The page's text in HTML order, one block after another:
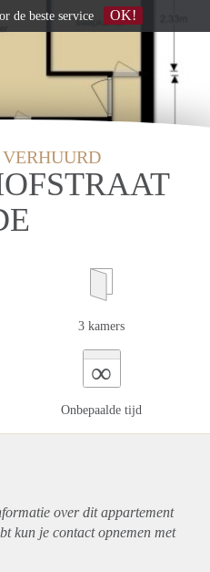
3 kamers
∞
Onbepaalde tijd
over ditappartement
kun je contact opnemen met
de beste service OK!